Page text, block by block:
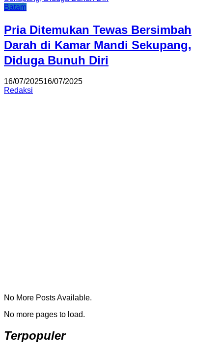
Batam
Pria Ditemukan Tewas Bersimbah
Darah di Kamar Mandi Sekupang,
Diduga Bunuh Diri
16/07/202516/07/2025
Redaksi
No More Posts Available.
No more pages to load.
Terpopuler